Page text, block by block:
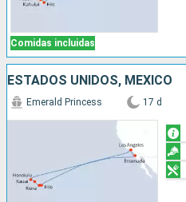
Comidas incluidas
ESTADOS UNIDOS, MÉXICO
Emerald Princess 17 d